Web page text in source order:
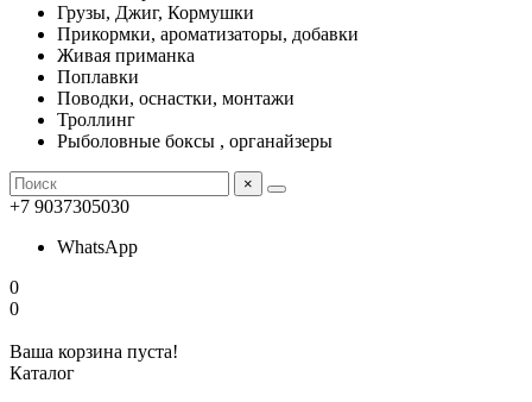
Грузы, Джиг, Кормушки
Прикормки, ароматизаторы, добавки
Живая приманка
Поплавки
Поводки, оснастки, монтажи
Троллинг
Рыболовные боксы , органайзеры
×
+7 9037305030
WhatsApp
0
0
Ваша корзина пуста!
Каталог